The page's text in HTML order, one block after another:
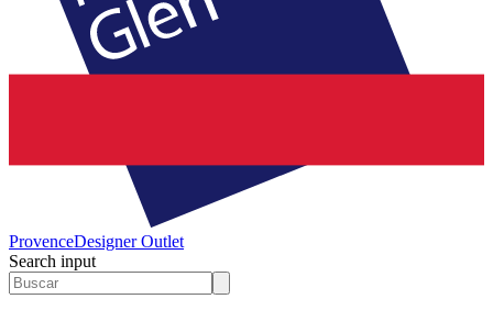
ProvenceDesigner Outlet
Search input